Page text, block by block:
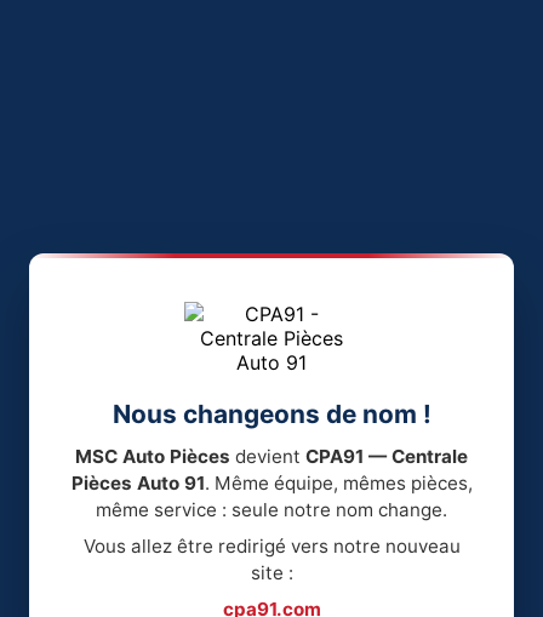
Nous changeons de nom !
MSC Auto Pièces devient CPA91 — Centrale
Pièces Auto 91. Même équipe, mêmes pièces,
même service : seule notre nom change.
Vous allez être redirigé vers notre nouveau
site :
cpa91.com